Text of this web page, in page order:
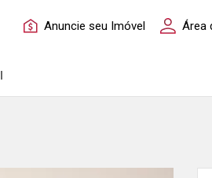
Anuncie seu Imóvel Área